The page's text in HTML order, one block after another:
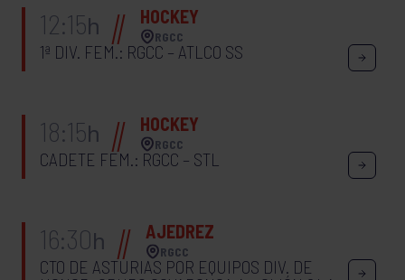
12:15h HOCKEY
RGCC
1ª DIV. FEM.: RGCC – ATLCO SS
18:15h HOCKEY
RGCC
CADETE FEM.: RGCC – STL
16:30h AJEDREZ
RGCC
CTO DE ASTURIAS POR EQUIPOS DIV. DE